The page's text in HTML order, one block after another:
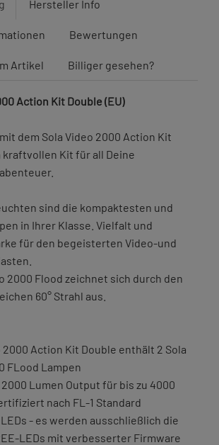
Hersteller Info
Bewertungen
Artikel Billiger gesehen?
Action Kit Double (EU)
dem Sola Video 2000 Action Kit
kraftvollen Kit für all Deine
sind die kompaktesten und
in Ihrer Klasse. Vielfalt und
für den begeisterten Video-und
2000 Flood zeichnet sich durch den
60° Strahl aus.
2000 Action Kit Double enthält 2 Sola
FLood Lampen
Lumen Output für bis zu 4000
nach FL-1 Standard
- es werden ausschließlich die
LEDs mit verbesserter Firmware